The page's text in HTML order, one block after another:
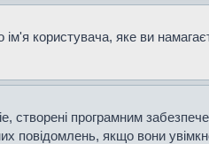
користувача, яке ви
програмним
повідомлень, якщо вони